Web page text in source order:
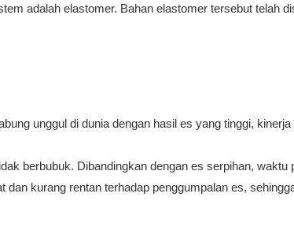
adalah elastomer. Bahan elastomer tersebut telah
unggul di dunia dengan hasil es yang tinggi,
berbubuk. Dibandingkan dengan es serpihan,
dan kurang rentan terhadap penggumpalan es,